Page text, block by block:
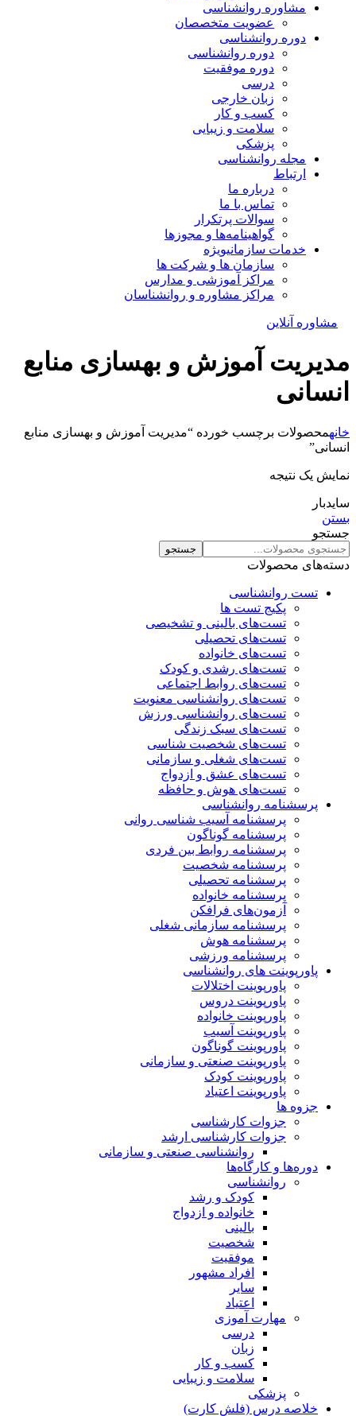
مشاوره روانشناسی
عضویت متخصصان
دوره روانشناسی
دوره روانشناسی
دوره موفقیت
درسی
زبان خارجی
کسب و کار
سلامت و زیبایی
پزشکی
مجله روانشناسی
ارتباط
درباره ما
تماس با ما
سوالات پرتکرار
گواهینامه‌ها و مجوزها
خدمات سازمانیویژه
سازمان ها و شرکت ها
مراکز آموزشی و مدارس
مراکز مشاوره و روانشناسان
مشاوره آنلاین
مدیریت آموزش و بهسازی منابع
انسانی
خانهمحصولات برچسب خورده “مدیریت آموزش و بهسازی منابع
انسانی”
نمایش یک نتیجه
سایدبار
بستن
جستجو
جستجو
دسته‌های محصولات
تست روانشناسی
پکیج تست ها
تست‌های بالینی و تشخیصی
تست‌های تحصیلی
تست‌های خانواده
تست‌های رشدی و کودک
تست‌های روابط اجتماعی
تست‌های روانشناسی معنویت
تست‌های روانشناسی ورزش
تست‌های سبک زندگی
تست‌های شخصیت شناسی
تست‌های شغلی و سازمانی
تست‌های عشق و ازدواج
تست‌های هوش و حافظه
پرسشنامه روانشناسی
پرسشنامه آسیب شناسی روانی
پرسشنامه گوناگون
پرسشنامه روابط بین فردی
پرسشنامه شخصیت
پرسشنامه تحصیلی
پرسشنامه خانواده
آزمون‌های فرافکن
پرسشنامه سازمانی شغلی
پرسشنامه هوش
پرسشنامه ورزشی
پاورپوینت های روانشناسی
پاورپوینت اختلالات
پاورپوینت دروس
پاورپوینت خانواده
پاورپوینت آسیب
پاورپوینت گوناگون
پاورپوینت صنعتی و سازمانی
پاورپوینت کودک
پاورپوینت اعتیاد
جزوه ها
جزوات کارشناسی
جزوات کارشناسی ارشد
روانشناسی صنعتی و سازمانی
دوره‌ها و کارگاه‌ها
روانشناسی
کودک و رشد
خانواده و ازدواج
بالینی
شخصیت
موفقیت
افراد مشهور
سایر
اعتیاد
مهارت آموزی
درسی
زبان
کسب و کار
سلامت و زیبایی
پزشکی
خلاصه درس (فلش کارت)